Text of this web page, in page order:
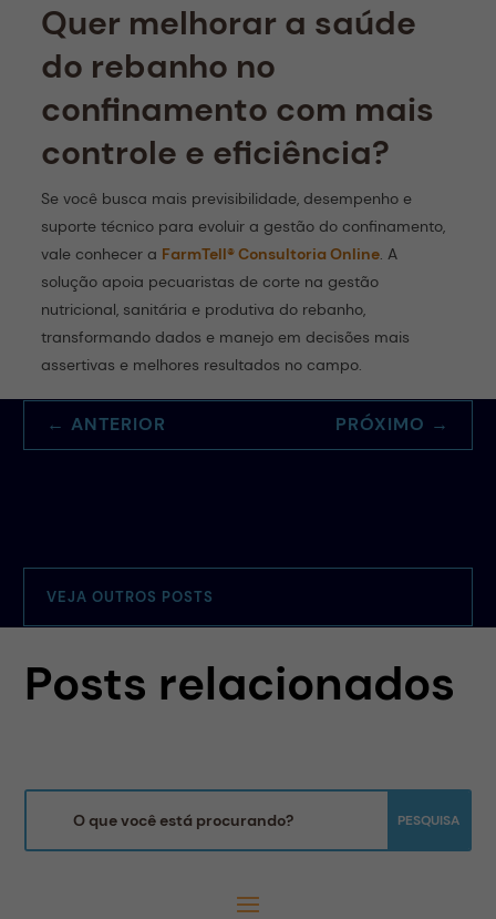
Quer melhorar a saúde
do rebanho no
confinamento com mais
controle e eficiência?
Se você busca mais previsibilidade, desempenho e
suporte técnico para evoluir a gestão do confinamento,
vale conhecer a FarmTell® Consultoria Online. A
solução apoia pecuaristas de corte na gestão
nutricional, sanitária e produtiva do rebanho,
transformando dados e manejo em decisões mais
assertivas e melhores resultados no campo.
←ANTERIOR PRÓXIMO →
VEJA OUTROS POSTS
Posts relacionados